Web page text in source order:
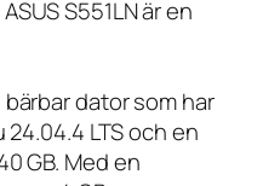
S551LN är en
bärbar dator som har
LTS och en
GB. Med en